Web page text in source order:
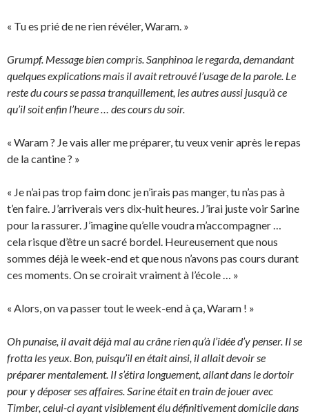
« Tu es prié de ne rien révéler, Waram. »
Grumpf. Message bien compris. Sanphinoa le regarda, demandant
quelques explications mais il avait retrouvé l’usage de la parole. Le
reste du cours se passa tranquillement, les autres aussi jusqu’à ce
qu’il soit enfin l’heure … des cours du soir.
« Waram ? Je vais aller me préparer, tu veux venir après le repas
de la cantine ? »
« Je n’ai pas trop faim donc je n’irais pas manger, tu n’as pas à
t’en faire. J’arriverais vers dix-huit heures. J’irai juste voir Sarine
pour la rassurer. J’imagine qu’elle voudra m’accompagner …
cela risque d’être un sacré bordel. Heureusement que nous
sommes déjà le week-end et que nous n’avons pas cours durant
ces moments. On se croirait vraiment à l’école … »
« Alors, on va passer tout le week-end à ça, Waram ! »
Oh punaise, il avait déjà mal au crâne rien qu’à l’idée d’y penser. Il se
frotta les yeux. Bon, puisqu’il en était ainsi, il allait devoir se
préparer mentalement. Il s’étira longuement, allant dans le dortoir
pour y déposer ses affaires. Sarine était en train de jouer avec
Timber, celui-ci ayant visiblement élu définitivement domicile dans